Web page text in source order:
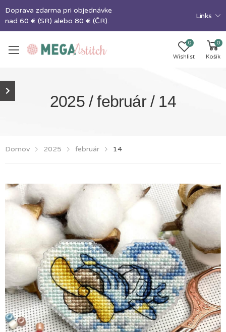
Doprava zdarma pri objednávke
nad 60 € (SR) alebo 80 € (ČR).
Links
0
Wishlist
0
Košík
2025 / február / 14
Domov 2025 február 14